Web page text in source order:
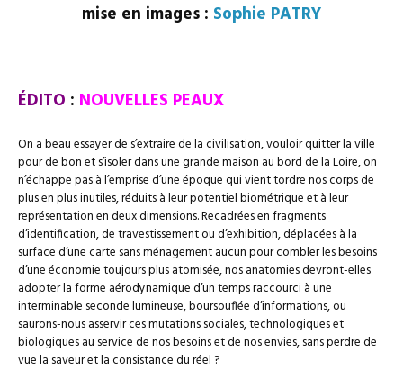
mise en images : Sophie PATRY
ÉDITO : NOUVELLES PEAUX
On a beau essayer de s’extraire de la civilisation, vouloir quitter la ville
pour de bon et s’isoler dans une grande maison au bord de la Loire, on
n’échappe pas à l’emprise d’une époque qui vient tordre nos corps de
plus en plus inutiles, réduits à leur potentiel biométrique et à leur
représentation en deux dimensions. Recadrées en fragments
d’identification, de travestissement ou d’exhibition, déplacées à la
surface d’une carte sans ménagement aucun pour combler les besoins
d’une économie toujours plus atomisée, nos anatomies devront-elles
adopter la forme aérodynamique d’un temps raccourci à une
interminable seconde lumineuse, boursouflée d’informations, ou
saurons-nous asservir ces mutations sociales, technologiques et
biologiques au service de nos besoins et de nos envies, sans perdre de
vue la saveur et la consistance du réel ?